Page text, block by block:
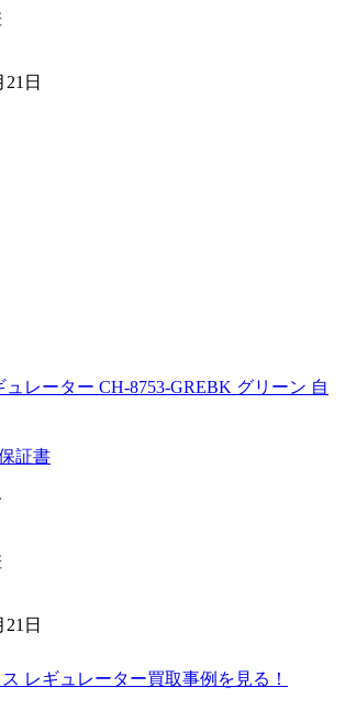
日
レーター CH-8753-GREBK グリーン 自
証書
日
レギュレーター買取事例を見る！